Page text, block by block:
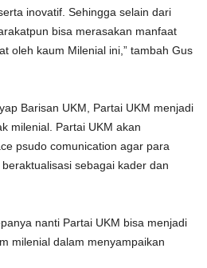
inovatif. Sehingga selain dari
bisa merasakan manfaat
oleh kaum Milenial ini,” tambah Gus
Barisan UKM, Partai UKM menjadi
milenial. Partai UKM akan
psudo comunication agar para
sebagai kader dan
nanti Partai UKM bisa menjadi
milenial dalam menyampaikan